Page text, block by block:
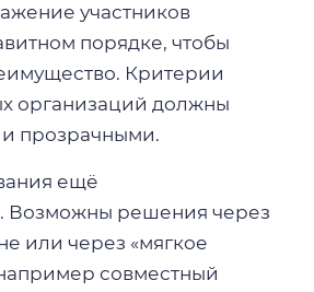
участников
порядке, чтобы
Критерии
организаций должны
прозрачными.
ещё
Возможны решения через
или через «мягкое
совместный